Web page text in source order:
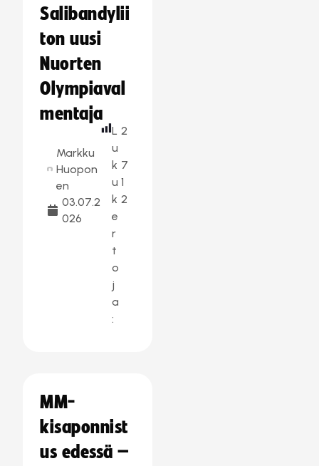
Salibandylii
ton uusi
Nuorten
Olympiaval
mentaja
Markku
Huopon
en
03.07.2
026
L
u
k
u
k
e
r
t
o
j
a
:
2
7
1
2
MM-
kisaponnist
us edessä –